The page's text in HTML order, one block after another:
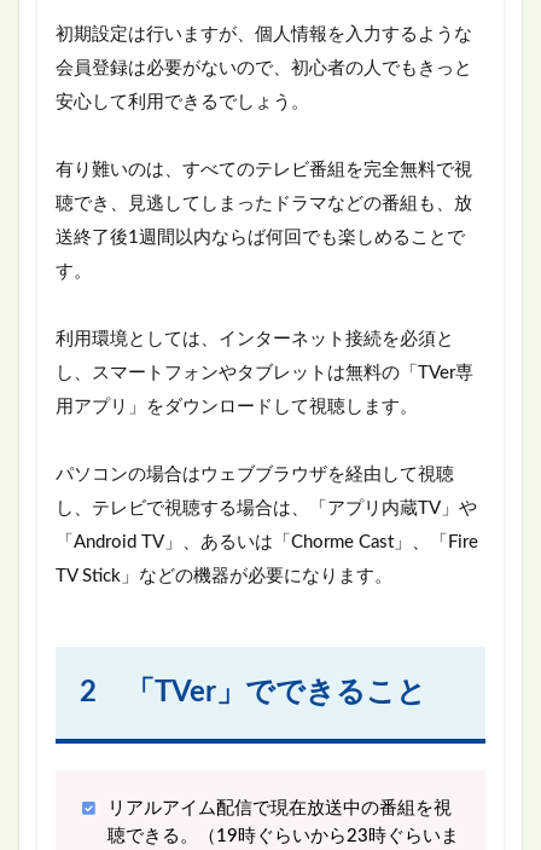
初期設定は行いますが、個人情報を入力するような
会員登録は必要がないので、初心者の人でもきっと
安心して利用できるでしょう。
有り難いのは、すべてのテレビ番組を完全無料で視
聴でき、見逃してしまったドラマなどの番組も、放
送終了後1週間以内ならば何回でも楽しめることで
す。
利用環境としては、インターネット接続を必須と
し、スマートフォンやタブレットは無料の「TVer専
用アプリ」をダウンロードして視聴します。
パソコンの場合はウェブブラウザを経由して視聴
し、テレビで視聴する場合は、「アプリ内蔵TV」や
「Android TV」、あるいは「Chorme Cast」、「Fire
TV Stick」などの機器が必要になります。
2 「TVer」でできること
リアルアイム配信で現在放送中の番組を視
聴できる。（19時ぐらいから23時ぐらいま